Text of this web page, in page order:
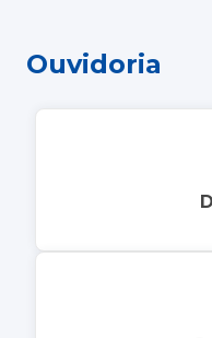
Ouvidoria